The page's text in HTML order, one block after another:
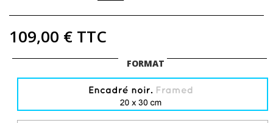
109,00 € TTC
FORMAT